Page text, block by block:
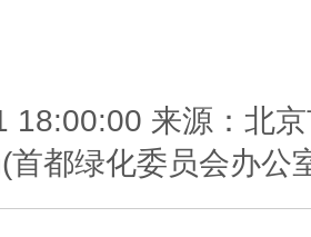
18:00:00 来源：北
首都绿化委员会办公